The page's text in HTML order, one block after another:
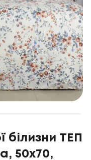
білизни ТЕП
50x70,